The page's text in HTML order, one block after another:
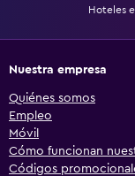
Hoteles
Nuestra empresa
Quiénes somos
Empleo
Móvil
Cómo funcionan
Códigos